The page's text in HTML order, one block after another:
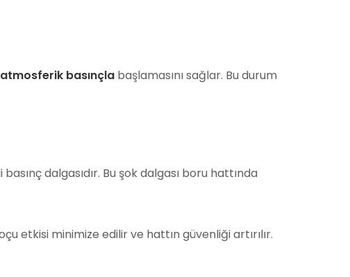
atmosferik basınçla başlamasını sağlar. Bu durum
dalgasıdır. Bu şok dalgası boru hattında
etkisi minimize edilir ve hattın güvenliği artırılır.